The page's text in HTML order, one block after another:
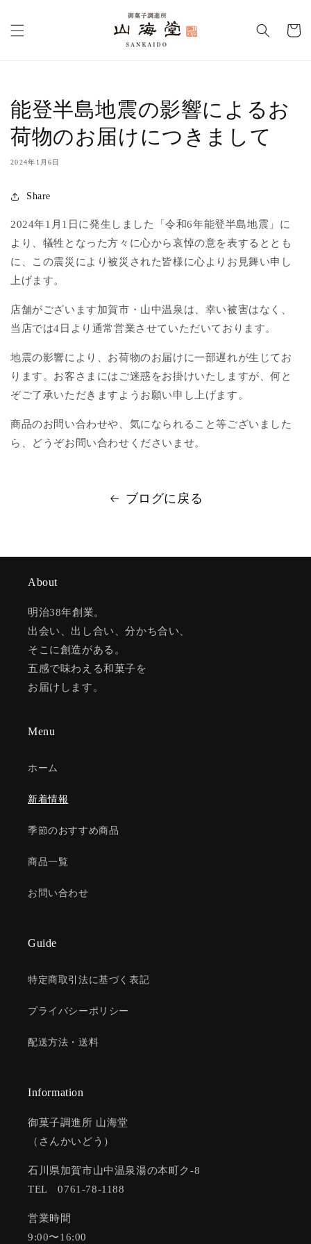
進む
ー
能登半島地震の影響によるお
荷物のお届けにつきまして
2024年1月6日
Share
2024年1月1日に発生しました
「令和6年能登半島地震」に
より、 犠牲となった方々に心から哀悼の意を表するととも
に、この震災により被災された皆様に心よりお見舞い申し
上げます。
店舗がございます加賀市・山中温泉は、幸い被害はなく、
当店では4日より通常営業させていただいております。
地震の影響により、お荷物のお届けに一部遅れが生じてお
ります。お客さまにはご迷惑をお掛けいたしますが、何と
ぞご了承いただきますようお願い申し上げます。
商品のお問い合わせや、気になられること等ございました
ら、どうぞお問い合わせくださいませ。
ブログに戻る
About
明治38年創業。
出会い、出し合い、分かち合い、
そこに創造がある。
五感で味わえる和菓子を
お届けします。
Menu
ホーム
新着情報
季節のおすすめ商品
商品一覧
お問い合わせ
Guide
特定商取引法に基づく表記
プライバシーポリシー
配送方法・送料
Information
御菓子調進所 山海堂
（さんかいどう）
石川県加賀市山中温泉湯の本町ク-8
TEL 0761-78-1188
営業時間
9:00〜16:00